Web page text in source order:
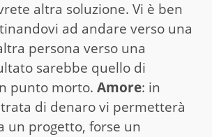
altra soluzione. Vi è ben
ad andare verso una
persona verso una
sarebbe quello di
punto morto. Amore: in
di denaro vi permetterà
un progetto, forse un